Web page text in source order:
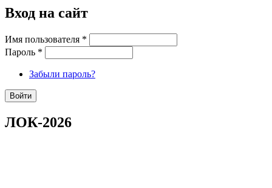
Вход на сайт
Имя пользователя *
Пароль *
Забыли пароль?
ЛОК-2026